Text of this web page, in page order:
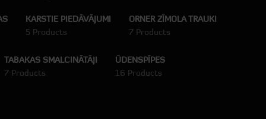
KARSTIE PIEDĀVĀJUMI
5 Products
ORNER ZĪMOLA TRAUKI
7 Products
TABAKAS SMALCINĀTĀJI
7 Products
ŪDENSPĪPES
16 Products